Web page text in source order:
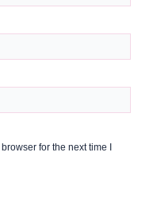
for the next time I